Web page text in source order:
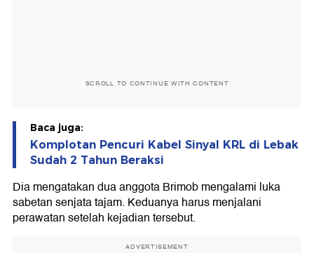
SCROLL TO CONTINUE WITH CONTENT
Baca juga:
Komplotan Pencuri Kabel Sinyal KRL di Lebak
Sudah 2 Tahun Beraksi
Dia mengatakan dua anggota Brimob mengalami luka
sabetan senjata tajam. Keduanya harus menjalani
perawatan setelah kejadian tersebut.
ADVERTISEMENT